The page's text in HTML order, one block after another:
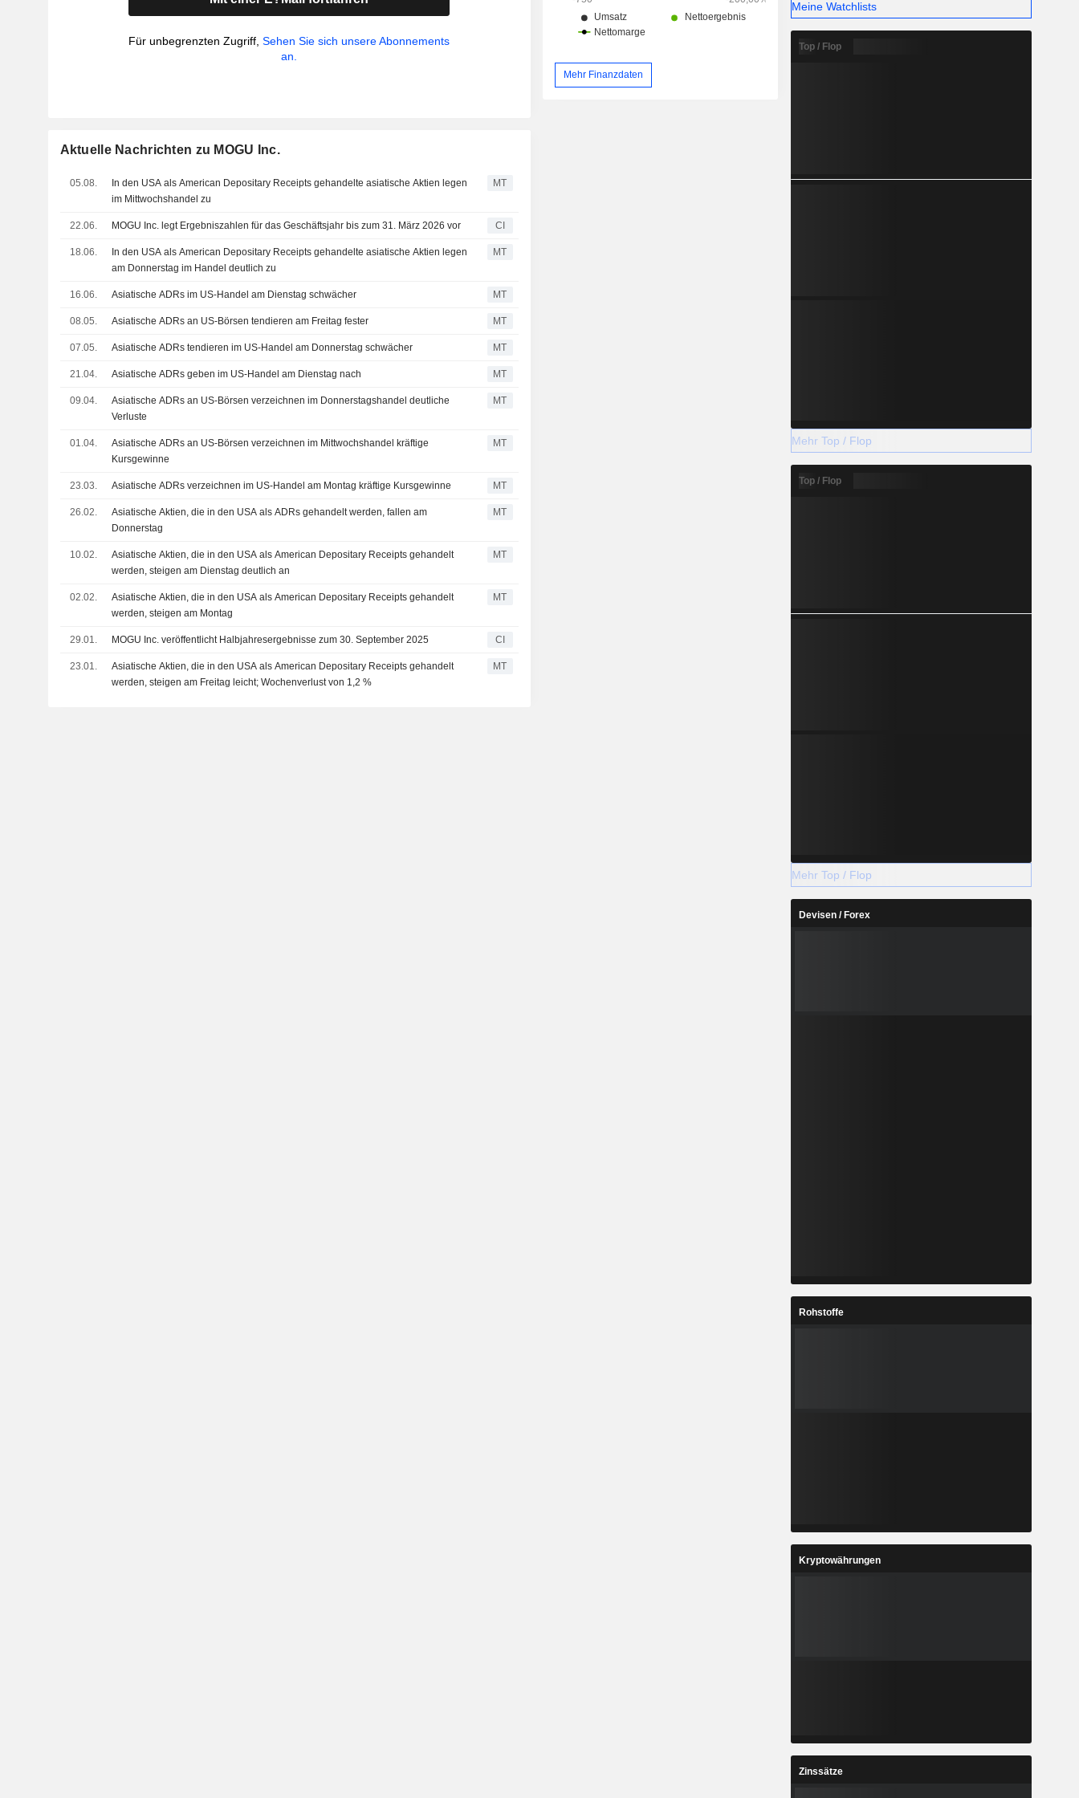
Für unbegrenzten Zugriff,Sehen Sie sich unsere Abonnements
an.
Aktuelle Nachrichten zu MOGU Inc.
05.08.
In den USA als American Depositary Receipts gehandelte asiatische Aktien legen
im Mittwochshandel zu
MT
22.06. MOGU Inc. legt Ergebniszahlen für das Geschäftsjahr bis zum 31. März 2026 vor CI
18.06.
In den USA als American Depositary Receipts gehandelte asiatische Aktien legen
am Donnerstag im Handel deutlich zu
MT
16.06. Asiatische ADRs im US-Handel am Dienstag schwächer MT
08.05. Asiatische ADRs an US-Börsen tendieren am Freitag fester MT
07.05. Asiatische ADRs tendieren im US-Handel am Donnerstag schwächer MT
21.04. Asiatische ADRs geben im US-Handel am Dienstag nach MT
09.04.
Asiatische ADRs an US-Börsen verzeichnen im Donnerstagshandel deutliche
Verluste
MT
01.04.
Asiatische ADRs an US-Börsen verzeichnen im Mittwochshandel kräftige
Kursgewinne
MT
23.03. Asiatische ADRs verzeichnen im US-Handel am Montag kräftige Kursgewinne MT
26.02.
Asiatische Aktien, die in den USA als ADRs gehandelt werden, fallen am
Donnerstag
MT
10.02.
Asiatische Aktien, die in den USA als American Depositary Receipts gehandelt
werden, steigen am Dienstag deutlich an
MT
02.02.
Asiatische Aktien, die in den USA als American Depositary Receipts gehandelt
werden, steigen am Montag
MT
29.01. MOGU Inc. veröffentlicht Halbjahresergebnisse zum 30. September 2025 CI
23.01.
Asiatische Aktien, die in den USA als American Depositary Receipts gehandelt
werden, steigen am Freitag leicht; Wochenverlust von 1,2 %
MT
Mehr Finanzdaten
Meine Watchlists
Top / Flop
Mehr Top / Flop
Top / Flop
Mehr Top / Flop
Devisen / Forex
Rohstoffe
Kryptowährungen
Zinssätze